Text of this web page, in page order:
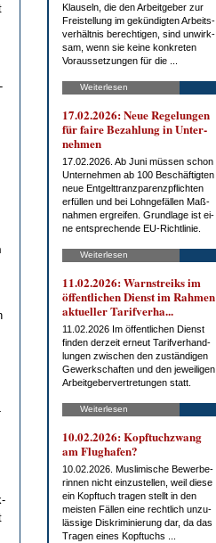
Klau­seln, die den Ar­beit­ge­ber zur
Frei­stel­lung im ge­kün­dig­ten Ar­beits­
ver­hält­nis be­rech­ti­gen, sind un­wirk­
sam, wenn sie kei­ne kon­kre­ten
Vor­aus­set­zun­gen für die ...
Weiterlesen
17.02.2026: Neue Re­ge­lun­gen
für fai­re Be­zah­lung in Un­ter­
neh­men
17.02.2026. Ab Ju­ni müs­sen schon
Un­ter­neh­men ab 100 Be­schäf­tig­ten
neue Ent­gelt­tranz­pa­renz­pflich­ten
er­fül­len und bei Lohn­ge­fäl­len Maß­
nah­men er­grei­fen. Grund­la­ge ist ei­
ne ent­spre­chen­de EU-Richt­li­nie.
Weiterlesen
11.02.2026: Warn­streiks im
öf­fent­li­chen Dienst im Rah­men
ak­tu­el­ler Ta­rif­ver­ha...
11.02.2026 Im öf­fent­li­chen Dienst
fin­den der­zeit er­neut Ta­rif­ver­hand­
lun­gen zwi­schen den zu­stän­di­gen
Ge­werk­schaf­ten und den je­wei­li­gen
Ar­beit­ge­ber­ver­tre­tun­gen statt.
Weiterlesen
10.02.2026: Kopf­tuch­zwang
am Flug­ha­fen?
10.02.2026. Mus­li­mi­sche Be­wer­be­
rin­nen nicht ein­zu­stel­len, weil die­se
ein Kopf­tuch tra­gen stellt in den
meis­ten Fäl­len ei­ne recht­lich un­zu­
läs­si­ge Dis­kri­mi­nie­rung dar, da das
Tra­gen ei­nes Kopf­tuchs ...